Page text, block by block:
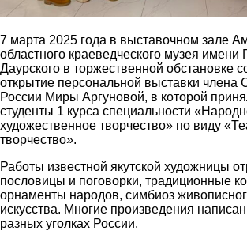
7 марта 2025 года в выставочном зале
областного краеведческого музея имени
Даурского в торжественной обстановке
открытие персональной выставки члена
России Миры Аргуновой, в которой
студенты 1 курса специальности
художественное творчество» по виду
творчество».
Работы известной якутской художницы
пословицы и поговорки, традиционные
орнаменты народов, симбиоз
искусства. Многие произведения
разных уголках России.